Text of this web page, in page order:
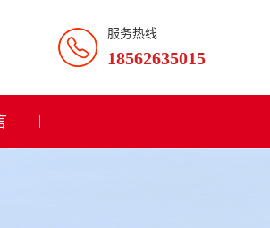
服务热线
18562635015